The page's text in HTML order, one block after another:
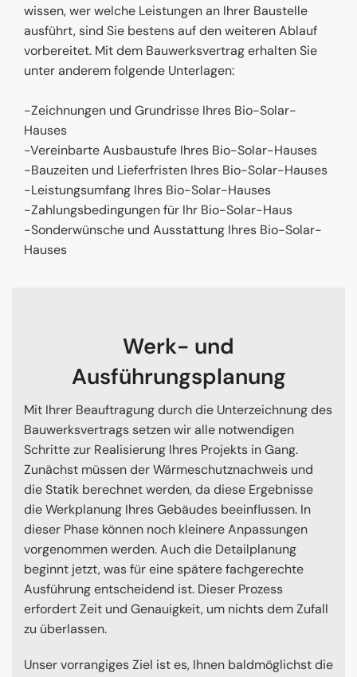
wissen, wer welche Leistungen an Ihrer Baustelle
ausführt, sind Sie bestens auf den weiteren Ablauf
vorbereitet. Mit dem Bauwerksvertrag erhalten Sie
unter anderem folgende Unterlagen:
-Zeichnungen und Grundrisse Ihres Bio-Solar-
Hauses
-Vereinbarte Ausbaustufe Ihres Bio-Solar-Hauses
-Bauzeiten und Lieferfristen Ihres Bio-Solar-Hauses
-Leistungsumfang Ihres Bio-Solar-Hauses
-Zahlungsbedingungen für Ihr Bio-Solar-Haus
-Sonderwünsche und Ausstattung Ihres Bio-Solar-
Hauses
Werk- und
Ausführungsplanung
Mit Ihrer Beauftragung durch die Unterzeichnung des
Bauwerksvertrags setzen wir alle notwendigen
Schritte zur Realisierung Ihres Projekts in Gang.
Zunächst müssen der Wärmeschutznachweis und
die Statik berechnet werden, da diese Ergebnisse
die Werkplanung Ihres Gebäudes beeinflussen. In
dieser Phase können noch kleinere Anpassungen
vorgenommen werden. Auch die Detailplanung
beginnt jetzt, was für eine spätere fachgerechte
Ausführung entscheidend ist. Dieser Prozess
erfordert Zeit und Genauigkeit, um nichts dem Zufall
zu überlassen.
Unser vorrangiges Ziel ist es, Ihnen baldmöglichst die